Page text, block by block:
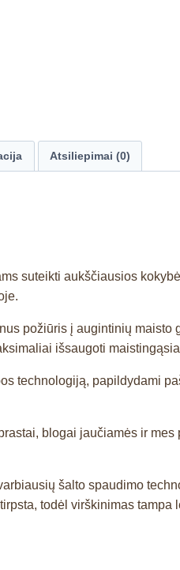
Atsiliepimai (0)
suteikti aukščiausios
požiūris į augintinių
išsaugoti
technologiją, papildydami
blogai jaučiamės ir
šalto spaudimo
todėl virškinimas tampa